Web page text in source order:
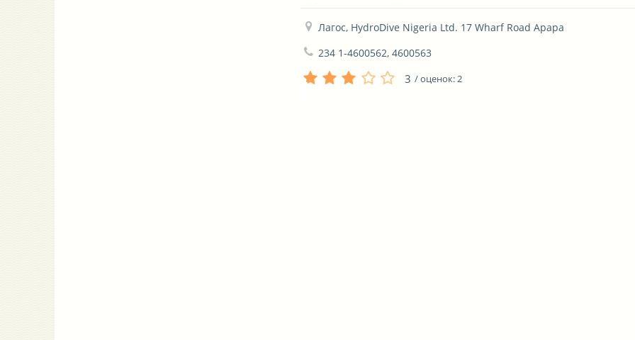
Лагос, HydroDive Nigeria Ltd. 17 Wharf Road Apapa
234 1-4600562, 4600563
3 / оценок:2